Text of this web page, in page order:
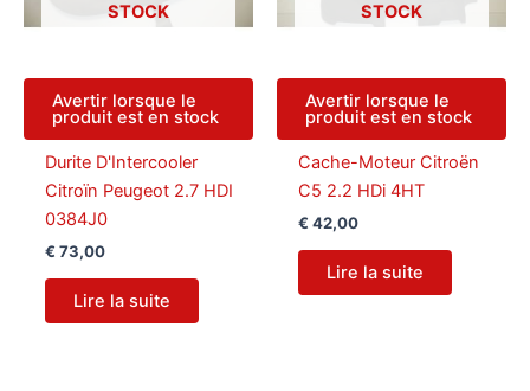
STOCK
Avertir lorsque le
produit est en stock
Durite D'Intercooler
Citroïn Peugeot 2.7 HDI
0384J0
€ 73,00
Lire la suite
STOCK
Avertir lorsque le
produit est en stock
Cache-Moteur Citroën
C5 2.2 HDi 4HT
€ 42,00
Lire la suite